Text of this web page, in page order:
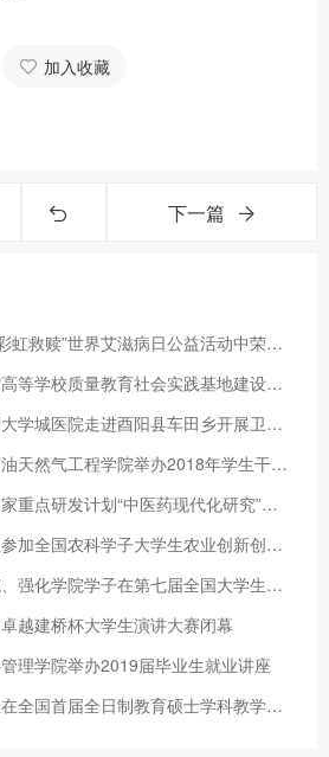
加入收藏
下一篇
新疆大学在2018年“彩虹救赎”世界艾滋病日公益活动中荣获佳绩
河北大学获批河北省高等学校质量教育社会实践基地建设项目
重庆医科大学和附属大学城医院走进酉阳县车田乡开展卫生扶贫
辽宁石油化工大学石油天然气工程学院举办2018年学生干部培训会
贵阳中医学院喜获国家重点研发计划“中医药现代化研究”重点专项
云南农业大学代表队参加全国农科学子大学生农业创新创业大赛决赛
南京师范大学地科院、强化学院学子在第七届全国大学生GIS应用技
越建桥杯大学生演讲大赛闭幕
理学院举办2019届毕业生就业讲座
内蒙古师范大学学生在全国首届全日制教育硕士学科教学（思政）专